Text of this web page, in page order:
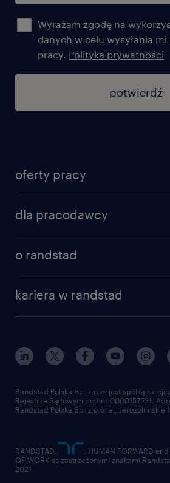
Wyrażam zgodę na
danych w celu wysyłania
pracy. Polityka prywatności
potwierdź
oferty pracy
specjalizacje
praca w amazon
dla pracodawcy
o randstad
dla mediów
dla dostawców
kariera w randstad
nasz świat
pracuj w randstad
złóż CV
Randstad Polska Sp. z o.o. jest spółką
Rejestrze Sądowym pod nr 0000157531.
Randstad Polska Sp. z o.o. al. Jerozolimskie
RANDSTAD,
, HUMAN FORWARD
OF WORK są zastrzeżonymi znakami
2021